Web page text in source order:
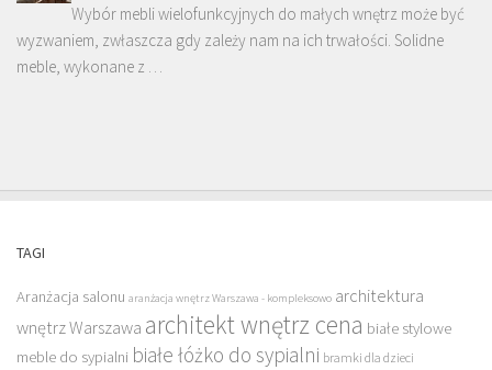
Wybór mebli wielofunkcyjnych do małych wnętrz może być
wyzwaniem, zwłaszcza gdy zależy nam na ich trwałości. Solidne
meble, wykonane z …
TAGI
Aranżacja salonu aranżacja wnętrz Warszawa - kompleksowo architektura
wnętrz Warszawa architekt wnętrz cena białe stylowe
meble do sypialni białe łóżko do sypialni bramki dla dzieci